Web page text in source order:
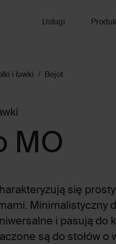
Usługi
i ławki Bejot
MO
się
Minimalistyczny
i pasują do
są do stołów o